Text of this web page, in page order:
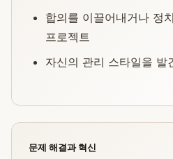
합의를 이끌어내거나 정
프로젝트
자신의 관리 스타일을 발
문제 해결과 혁신